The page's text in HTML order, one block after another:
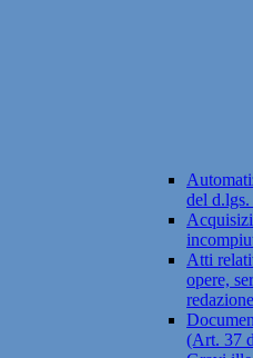
del
Atti
opere,
(Art. 37